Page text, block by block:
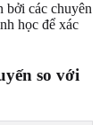
các chuyên
học để xác
so với